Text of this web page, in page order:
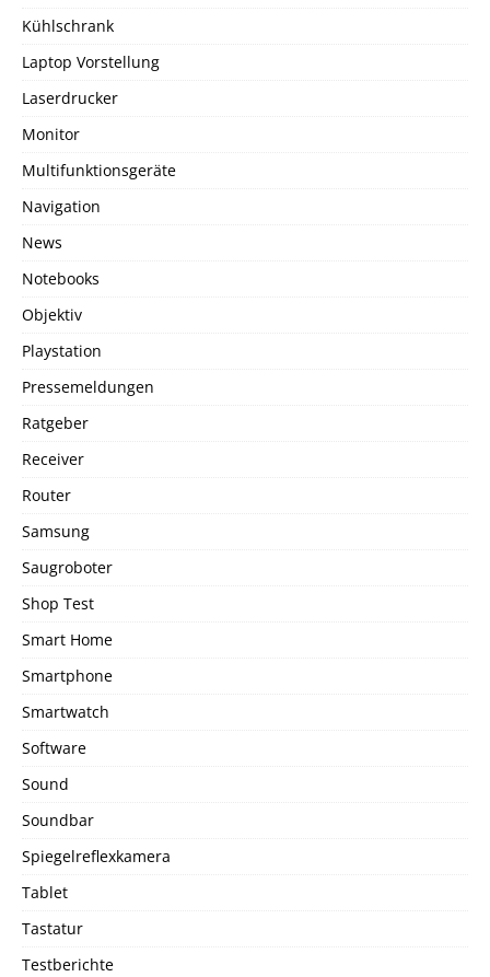
Kühlschrank
Laptop Vorstellung
Laserdrucker
Monitor
Multifunktionsgeräte
Navigation
News
Notebooks
Objektiv
Playstation
Pressemeldungen
Ratgeber
Receiver
Router
Samsung
Saugroboter
Shop Test
Smart Home
Smartphone
Smartwatch
Software
Sound
Soundbar
Spiegelreflexkamera
Tablet
Tastatur
Testberichte